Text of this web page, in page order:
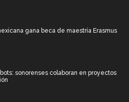
gana beca de maestría Erasmus
sonorenses colaboran en proyectos